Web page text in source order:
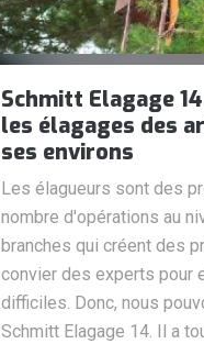
Schmitt Elagage
les élagages des
ses environs
Les élagueurs sont des
nombre d'opérations au
branches qui créent des
convier des experts pour
difficiles. Donc, nous
Schmitt Elagage 14. Il a